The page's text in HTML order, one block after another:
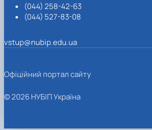
(044) 258-42-63
(044) 527-83-08
vstup@nubip.edu.ua
Офіційний портал сайту
© 2026 НУБІП Україна